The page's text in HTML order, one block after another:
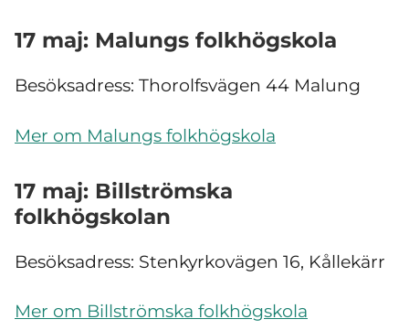
17 maj: Malungs folkhögskola
Besöksadress: Thorolfsvägen 44 Malung
Mer om Malungs folkhögskola
17 maj: Billströmska
folkhögskolan
Besöksadress: Stenkyrkovägen 16, Kållekärr
Mer om Billströmska folkhögskola